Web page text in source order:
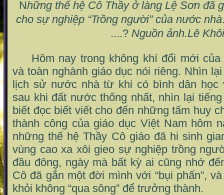
Những thế hệ Cô Thầy ở làng Lệ Sơn đã
cho sự nghiệp “Trồng người” của nước nhà
....? Nguồn ảnh.Lê Khôi
Hôm nay trong không khí đổi mới
và toàn nghành giáo dục nói riêng. Nhìn
lịch sử nước nhà từ khi có bình dân học
sau khi đất nước thống nhất, nhìn lại
biết đọc biết viết cho đến những tấm huy
thành công của giáo dục Việt Nam hôm
những thế hệ Thầy Cô giáo đã hi sinh
vùng cao xa xôi gieo sự nghiệp trồng
đầu đông, ngày mà bất kỳ ai cũng nhớ
Cô đã gắn một đời mình với “bụi phấn”,
khỏi không “qua sông” để trưởng thành.